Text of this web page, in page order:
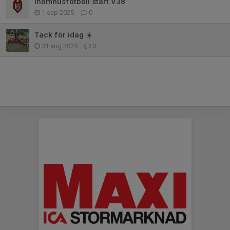
1 sep 2025 0
Tack för idag ☀️
31 aug 2025 0